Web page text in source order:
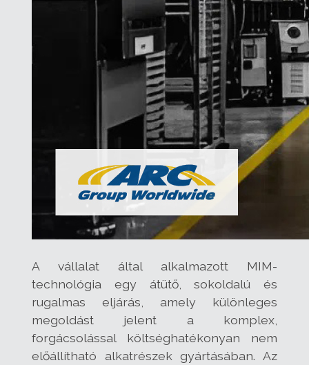
A vállalat által alkalmazott MIM-
technológia egy átütő, sokoldalú és
rugalmas eljárás, amely különleges
megoldást jelent a komplex,
forgácsolással költséghatékonyan nem
előállítható alkatrészek gyártásában. Az